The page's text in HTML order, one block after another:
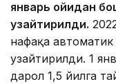
январь ойидан
узайтирилди.
нафақа
узайтирилди. 1
дарҳол 1,5 йилга